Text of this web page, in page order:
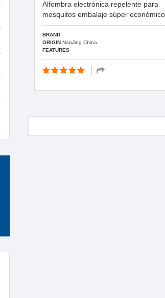
Alfombra electrónica repelente para
mosquitos embalaje súper económico
BRAND
ORIGIN NanJing China
FEATURES